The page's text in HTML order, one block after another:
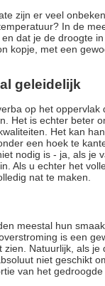
zijn er veel
In de
dat je de droogte
kopje, met een
geleidelijk
op het
Het is echter beter
Het kan
een hoek te
nodig is - ja, als je
Als u echter het
nat te maken.
meestal hun
is een
Natuurlijk, als
niet geschikt
van het